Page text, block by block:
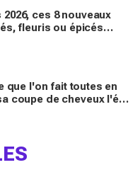
ces 8 nouveaux
fleuris ou épicés
que l'on fait toutes en
coupe de cheveux l'été